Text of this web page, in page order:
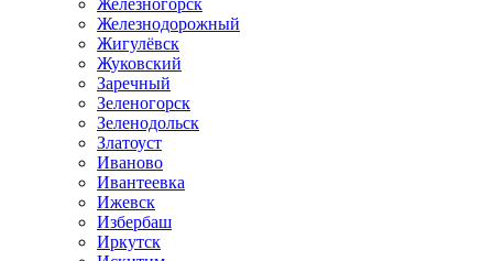
Железногорск
Железнодорожный
Жигулёвск
Жуковский
Заречный
Зеленогорск
Зеленодольск
Златоуст
Иваново
Ивантеевка
Ижевск
Избербаш
Иркутск